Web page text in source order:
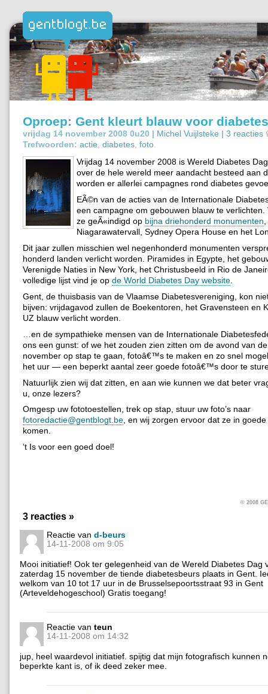
Oproep: Gent kleurt blauw voor diabetes
vrijdag 14 november 2008 0u20 | Michel Vuijlsteke | 3 reacties
Trefwoorden: actie diabetes foto
Vrijdag 14 november 2008 is Wereld Diabetes
over de hele wereld meer aandacht besteed aan
worden er allerlei campagnes rond diabetes
EÃ©n van de acties van de Internationale
een campagne om gebouwen blauw te verlichten.
ze geÃ«indigd op bijna driehonderd monumenten
Niagarawatervall, Sydney Opera House en het
Dit jaar zullen misschien wel negenhonderd monumenten
honderd landen verlicht worden. Piramides in Egypte, het
Verenigde Naties in New York, het Christusbeeld in Rio de
volledige lijst vind je op de World Diabetes Day website
Gent, de thuisbasis van de Vlaamse Diabetesvereniging, kon
bijven: vrijdagavod zullen de Boekentoren, het Gravensteen en
UZ blauw verlicht worden.
…en de sympathieke mensen van de Internationale
ons een gunst: of we het zouden zien zitten om de avond van
november op stap te gaan, fotoâ€™s te maken en zo snel
het uur — een beperkt aantal zeer goede fotoâ€™s door te
Natuurlijk zien wij dat zitten, en aan wie kunnen we dat beter
u, onze lezers?
Omgesp uw fototoestellen, trek op stap, stuur uw foto’s naar
fotoredactie@gentblogt.be, en wij zorgen ervoor dat ze in
komen.
‘t Is voor een goed doel!
© 2008
3 reacties »
Reactie van d-beurs
14-11-2008 om 9:05
Mooi initiatief! Ook ter gelegenheid van de Wereld Diabetes Dag
zaterdag 15 november de tiende diabetesbeurs plaats in Gent.
welkom van 10 tot 17 uur in de Brusselsepoortsstraat 93 in Gent
(Arteveldehogeschool) Gratis toegang!
Reactie van teun
14-11-2008 om 14:32
jup, heel waardevol initiatief. spijtig dat mijn fotografisch kunnen
beperkte kant is, of ik deed zeker mee.